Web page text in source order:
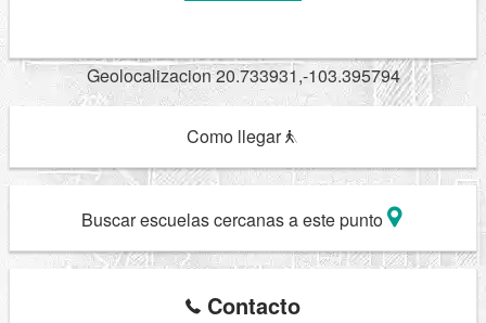
Geolocalizacion 20.733931,-103.395794
Como llegar
Buscar escuelas cercanas a este punto
Contacto